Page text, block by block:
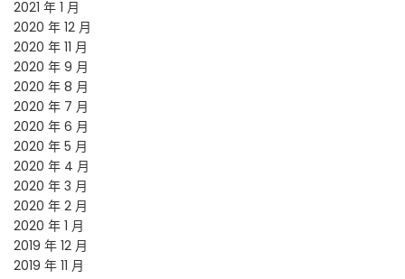
2021 年 1 月
2020 年 12 月
2020 年 11 月
2020 年 9 月
2020 年 8 月
2020 年 7 月
2020 年 6 月
2020 年 5 月
2020 年 4 月
2020 年 3 月
2020 年 2 月
2020 年 1 月
2019 年 12 月
2019 年 11 月